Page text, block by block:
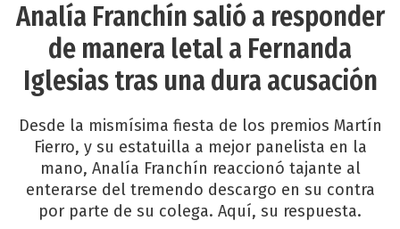
Analía Franchín salió a responder
de manera letal a Fernanda
Iglesias tras una dura acusación
Desde la mismísima fiesta de los premios Martín
Fierro, y su estatuilla a mejor panelista en la
mano, Analía Franchín reaccionó tajante al
enterarse del tremendo descargo en su contra
por parte de su colega. Aquí, su respuesta.